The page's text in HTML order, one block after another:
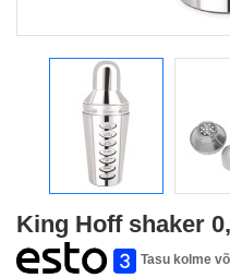
King Hoff shaker
Tasu kolme